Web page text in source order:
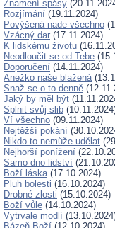
Znamení spásy
Rozjímání (19.11.2024)
Povýšená nade všechno
Vzácný dar (17.11.2024)
K lidskému životu
Neodloučit se od Tebe
Doporučení (14.11.2024)
Anežko naše blažená
Snaž se o to denně
Jaký by měl být
Splnit svůj slib
Ví všechno (09.11.2024)
Nejtěžší pokání
Nikdo to nemůže udělat
Nejhorší ponížení
Samo dno lidství
Boží láska(17.10.2024)
Pluh bolesti (16.10.2024)
Drobné zlosti (15.10.2024)
Boží vůle (14.10.2024)
Vytrvale modlí